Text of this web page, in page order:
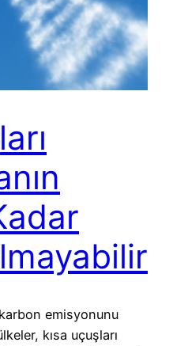
karbon emisyonunu
kısa uçuşları